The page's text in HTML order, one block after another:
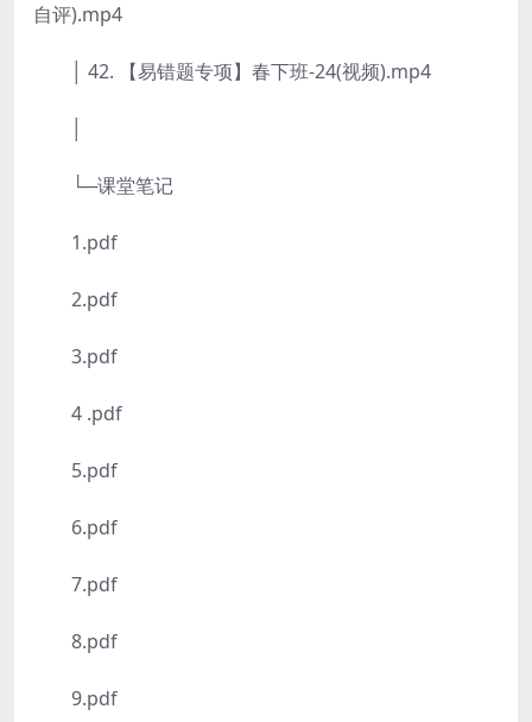
自评).mp4
│ 42. 【易错题专项】春下班-24(视频).mp4
└─课堂笔记
1.pdf
2.pdf
3.pdf
4 .pdf
5.pdf
6.pdf
7.pdf
8.pdf
9.pdf